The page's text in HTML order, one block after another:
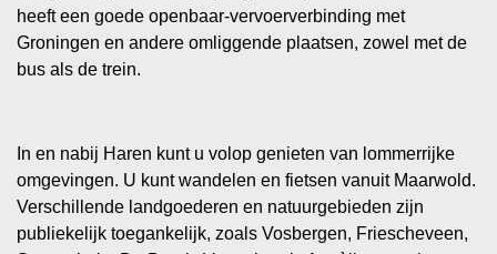
heeft een goede openbaar-vervoerverbinding met
Groningen en andere omliggende plaatsen, zowel met de
bus als de trein.
In en nabij Haren kunt u volop genieten van lommerrijke
omgevingen. U kunt wandelen en fietsen vanuit Maarwold.
Verschillende landgoederen en natuurgebieden zijn
publiekelijk toegankelijk, zoals Vosbergen, Friescheveen,